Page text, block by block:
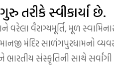
તરીકે સ્વીકાર્યા છે.
વૈરાગ્યમૂર્તિ, મૂળ
મંદિર સાળંગપુરધામનો
સંસ્કૃતિની સાથે સર્વાંગી